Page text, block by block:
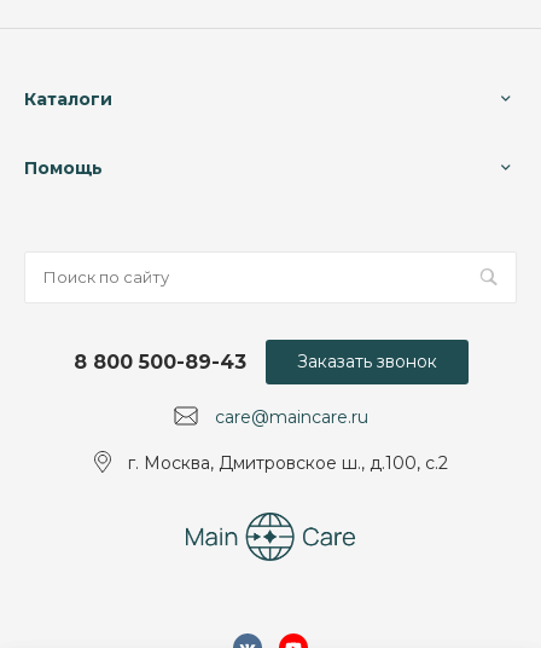
Каталоги
Помощь
care@maincare.ru
8 800 500-89-43
г. Москва, Дмитровское ш., д.100, с.2
Заказать звонок